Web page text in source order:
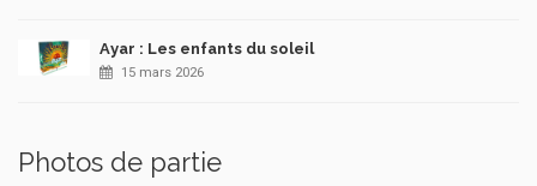
Ayar : Les enfants du soleil
15 mars 2026
Photos de partie